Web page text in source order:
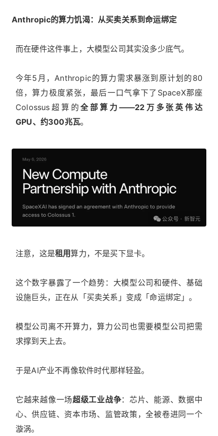
Anthropic的算力饥渴：从买卖关系到命运绑定
而在硬件这件事上，大模型公司其实没多少底气。
今年5月，Anthropic的算力需求暴涨到原计划的80
倍，算力极度紧张，最后一口气拿下了SpaceX那座
Colossus超算的全部算力——22万多张英伟达
GPU、约300兆瓦。
注意，这是租用算力，不是买下显卡。
这个数字暴露了一个趋势：大模型公司和硬件、基础
设施巨头，正在从「买卖关系」变成「命运绑定」。
模型公司离不开算力，算力公司也需要模型公司把需
求撑到天上去。
于是AI产业不再像软件时代那样轻盈。
它越来越像一场超级工业战争：芯片、能源、数据中
心、供应链、资本市场、监管政策，全被卷进同一个
漩涡。